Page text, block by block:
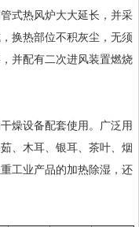
式热风炉大大延长，并采
换热部位不积灰尘，无须
并配有二次进风装置燃烧
设备配套使用。广泛用
、木耳、银耳、茶叶、烟
工业产品的加热除湿，还